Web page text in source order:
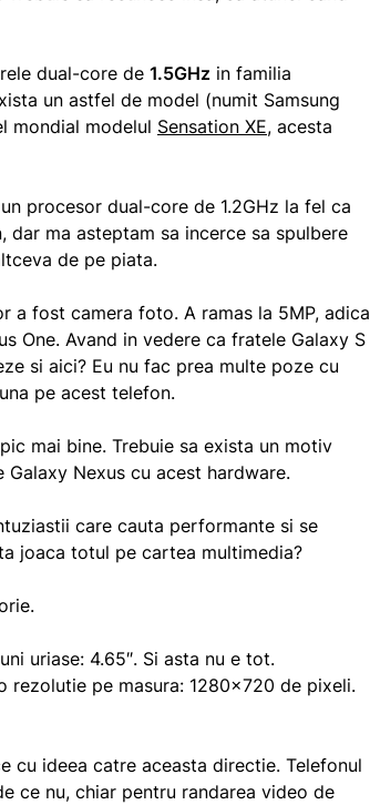
dual-core de 1.5GHz in familia
un astfel de model (numit Samsung
mondial modelul Sensation XE, acesta
procesor dual-core de 1.2GHz la fel ca
dar ma asteptam sa incerce sa spulbere
de pe piata.
a fost camera foto. A ramas la 5MP, adica
One. Avand in vedere ca fratele Galaxy S
si aici? Eu nu fac prea multe poze cu
pe acest telefon.
mai bine. Trebuie sa exista un motiv
Nexus cu acest hardware.
care cauta performante si se
joaca totul pe cartea multimedia?
uriase: 4.65″. Si asta nu e tot.
rezolutie pe masura: 1280×720 de pixeli.
cu ideea catre aceasta directie. Telefonul
ce nu, chiar pentru randarea video de